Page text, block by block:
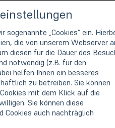
etc.)
„Cookies“ ein.
die von unserem Webserver
diesen für die Dauer des
notwendig (z.B. für den
helfen Ihnen ein besseres
zu betreiben. Sie können
mit dem Klick auf die
Sie können diese
Cookies auch nachträglich